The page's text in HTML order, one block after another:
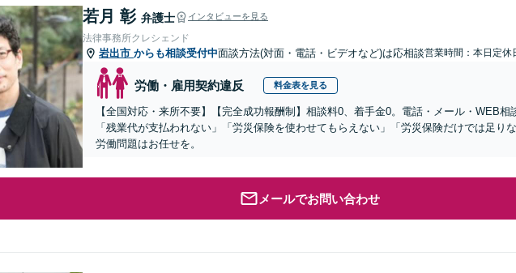
若月 彰 弁護士 インタビューを見る
法律事務所クレシェンド
岩出市 からも相談受付中面談方法(対面・電話・ビデオなど)は応相談営業時間：本日定休
労働・雇用契約違反 料金表を見る
【全国対応・来所不要】【完全成功報酬制】相談料0、着手金0。電話・メール・WEB相
「残業代が支払われない」「労災保険を使わせてもらえない」「労災保険だけでは足り
労働問題はお任せを。
メールでお問い合わせ